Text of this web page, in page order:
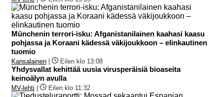
Münchenin terrori-isku: Afganistanilainen kaahasi kaasu
pohjassa ja Koraani kädessä väkijoukkoon – elinkautinen
tuomio
Kansalainen Eilen klo 13:08
Yhdysvallat kehittää uusia virusperäisiä bioaseita
keinoälyn avulla
MV-lehti Eilen klo 11:32